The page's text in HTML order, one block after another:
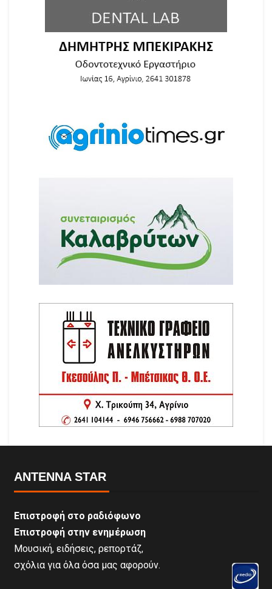
ANTENNA STAR
Επιστροφή στο ραδιόφωνο
Επιστροφή στην ενημέρωση
Μουσική, ειδήσεις, ρεπορτάζ,
σχόλια για όλα όσα μας αφορούν.